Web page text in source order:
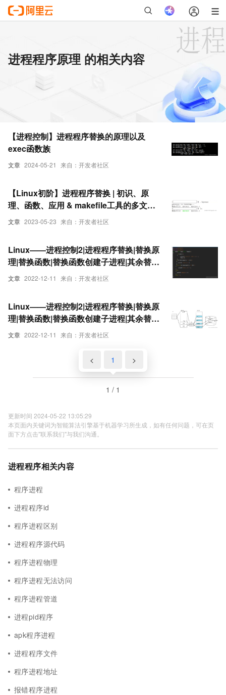
进程程序原理 的相关内容
文章 2024-05-21 来自：开发者社区
【进程控制】进程程序替换的原理以及
exec函数族
文章 2023-05-23 来自：开发者社区
【Linux初阶】进程程序替换 | 初识、原
理、函数、应用 & makefile工具的多文件
编译
文章 2022-12-11 来自：开发者社区
Linux——进程控制2|进程程序替换|替换原
理|替换函数|替换函数创建子进程|其余替换
函数介绍|使用替换致函执行其它文件程序|
文章 2022-12-11 来自：开发者社区
Linux——进程控制2|进程程序替换|替换原
理|替换函数|替换函数创建子进程|其余替换
函数介绍|使用替换致函执行其它文件程序|
< 1 >
1 / 1
更新时间 2024-05-22 13:05:29
本页面内关键词为智能算法引擎基于机器学习所生成，如有任何问题，可在页
面下方点击"联系我们"与我们沟通。
进程程序相关内容
程序进程
进程程序id
程序进程区别
进程程序源代码
程序进程物理
程序进程无法访问
程序进程管道
进程pid程序
apk程序进程
进程程序文件
程序进程地址
报错程序进程